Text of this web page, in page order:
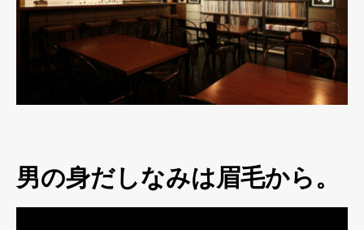
男の身だしなみは眉毛から。